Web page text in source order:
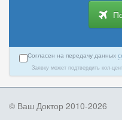
Согласен на передачу данных
Заявку может подтвердить кол-
© Ваш Доктор 2010-2026